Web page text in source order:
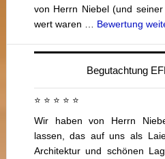
von Herrn Niebel (und
wert waren … Bewertung
Begutachtung
⭐ ⭐ ⭐ ⭐ ⭐
Wir haben von Herrn
lassen, das auf uns als
Architektur und schönen